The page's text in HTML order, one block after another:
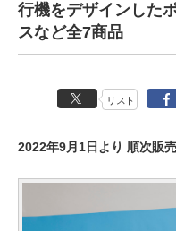
行機をデザインした
スなど全7商品
リスト
2022年9月1日より 順次販売